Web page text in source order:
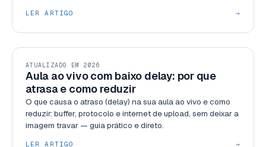
LER ARTIGO →
BLOG
ATUALIZADO EM 2026
Aula ao vivo com baixo delay: por que
atrasa e como reduzir
O que causa o atraso (delay) na sua aula ao vivo e como
reduzir: buffer, protocolo e internet de upload, sem deixar a
imagem travar — guia prático e direto.
LER ARTIGO →